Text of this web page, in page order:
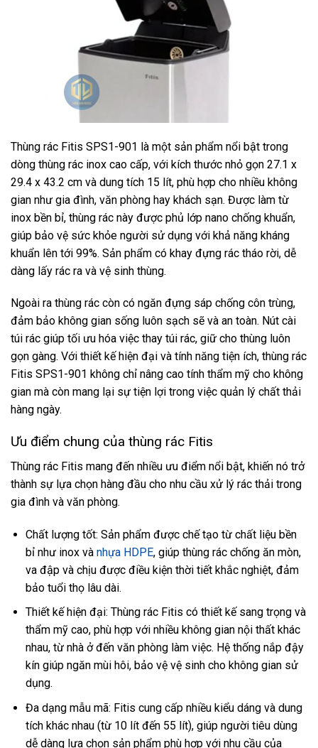
Thùng rác Fitis SPS1-901 là một sản phẩm nổi bật trong
dòng thùng rác inox cao cấp, với kích thước nhỏ gọn 27.1 x
29.4 x 43.2 cm và dung tích 15 lít, phù hợp cho nhiều không
gian như gia đình, văn phòng hay khách sạn. Được làm từ
inox bền bỉ, thùng rác này được phủ lớp nano chống khuẩn,
giúp bảo vệ sức khỏe người sử dụng với khả năng kháng
khuẩn lên tới 99%. Sản phẩm có khay đựng rác tháo rời, dễ
dàng lấy rác ra và vệ sinh thùng.
Ngoài ra thùng rác còn có ngăn đựng sáp chống côn trùng,
đảm bảo không gian sống luôn sạch sẽ và an toàn. Nút cài
túi rác giúp tối ưu hóa việc thay túi rác, giữ cho thùng luôn
gọn gàng. Với thiết kế hiện đại và tính năng tiện ích, thùng rác
Fitis SPS1-901 không chỉ nâng cao tính thẩm mỹ cho không
gian mà còn mang lại sự tiện lợi trong việc quản lý chất thải
hàng ngày.
Ưu điểm chung của thùng rác Fitis
Thùng rác Fitis mang đến nhiều ưu điểm nổi bật, khiến nó trở
thành sự lựa chọn hàng đầu cho nhu cầu xử lý rác thải trong
gia đình và văn phòng.
Chất lượng tốt: Sản phẩm được chế tạo từ chất liệu bền
bỉ như inox và nhựa HDPE, giúp thùng rác chống ăn mòn,
va đập và chịu được điều kiện thời tiết khắc nghiệt, đảm
bảo tuổi thọ lâu dài.
Thiết kế hiện đại: Thùng rác Fitis có thiết kế sang trọng và
thẩm mỹ cao, phù hợp với nhiều không gian nội thất khác
nhau, từ nhà ở đến văn phòng làm việc. Hệ thống nắp đậy
kín giúp ngăn mùi hôi, bảo vệ vệ sinh cho không gian sử
dụng.
Đa dạng mẫu mã: Fitis cung cấp nhiều kiểu dáng và dung
tích khác nhau (từ 10 lít đến 55 lít), giúp người tiêu dùng
dễ dàng lựa chọn sản phẩm phù hợp với nhu cầu của